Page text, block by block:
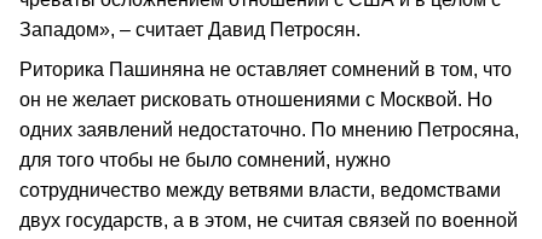
Западом», – считает Давид Петросян.
Риторика Пашиняна не оставляет сомнений в том, что
он не желает рисковать отношениями с Москвой. Но
одних заявлений недостаточно. По мнению Петросяна,
для того чтобы не было сомнений, нужно
сотрудничество между ветвями власти, ведомствами
двух государств, а в этом, не считая связей по военной